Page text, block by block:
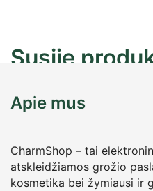
Susiję
Apie mus
CharmShop – tai
atskleidžiamos grožio
kosmetika bei žymiausi ir